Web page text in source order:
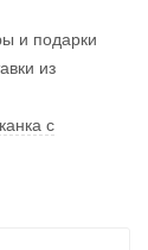
и подарки
из
с